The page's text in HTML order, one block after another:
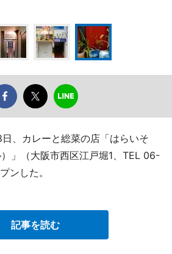
、カレーと総菜の店「はらいそ
」（大阪市西区江戸堀1、TEL 06-
ンした。
記事を読む